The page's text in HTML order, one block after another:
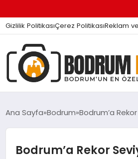
Gizlilik PolitikasıÇerez PolitikasıReklam
Ana Sayfa Bodrum Bodrum’a
Bodrum’a Rekor